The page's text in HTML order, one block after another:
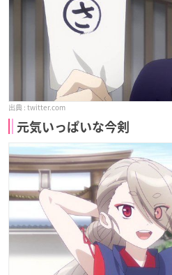
twitter.com
元気いっぱいな今剣